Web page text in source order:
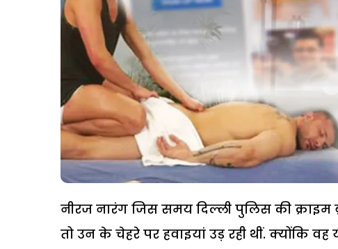
नीरज नारंग जिस समय दिल्ली पुलिस की
तो उन के चेहरे पर हवाइयां उड़ रही थीं. क्योंकि